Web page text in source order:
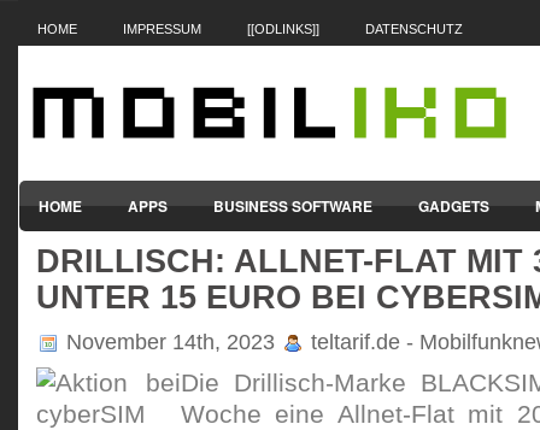
HOME IMPRESSUM [[ODLINKS]] DATENSCHUTZ
HOME APPS BUSINESS SOFTWARE GADGETS
SMARTPHONES & HANDYS TABLET-PCS VERTRÄGE &
DRILLISCH: ALLNET-FLAT MIT
UNTER 15 EURO BEI
November 14th, 2023 teltarif.de -
Die Dril­lisch-Marke
Woche eine Allnet-Flat mit